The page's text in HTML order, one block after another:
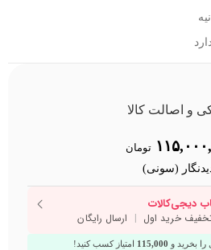
و اصالت کالا
تومان
بخرید و 115,000 امتیاز کسب کنید!